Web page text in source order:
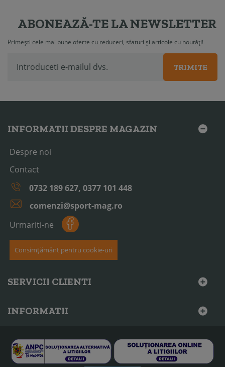
ABONEAZĂ-TE LA NEWSLETTER
Primești cele mai bune oferte cu reduceri, sfaturi și articole cu noutăți!
TRIMITE
INFORMATII DESPRE MAGAZIN
Despre noi
Contact
0732 189 627, 0377 101 448
comenzi@sport-mag.ro
Urmariti-ne
Consimțământ pentru cookie-uri
SERVICII CLIENTI
INFORMATII